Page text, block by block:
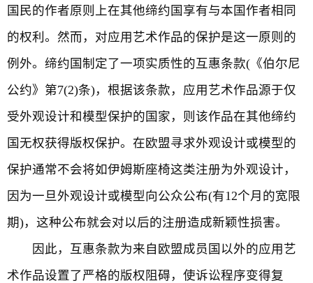
国民的作者原则上在其他缔约国享有与本国作者相同
的权利。然而，对应用艺术作品的保护是这一原则的
例外。缔约国制定了一项实质性的互惠条款(《伯尔尼
公约》第7(2)条)，根据该条款，应用艺术作品源于仅
受外观设计和模型保护的国家，则该作品在其他缔约
国无权获得版权保护。在欧盟寻求外观设计或模型的
保护通常不会将如伊姆斯座椅这类注册为外观设计，
因为一旦外观设计或模型向公众公布(有12个月的宽限
期)，这种公布就会对以后的注册造成新颖性损害。
因此，互惠条款为来自欧盟成员国以外的应用艺
术作品设置了严格的版权阻碍，使诉讼程序变得复